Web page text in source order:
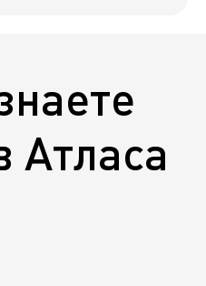
Атласа